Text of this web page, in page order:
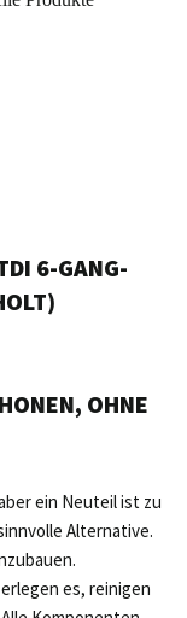
6-GANG-
OHNE
ein Neuteil ist zu
Alternative.
es, reinigen